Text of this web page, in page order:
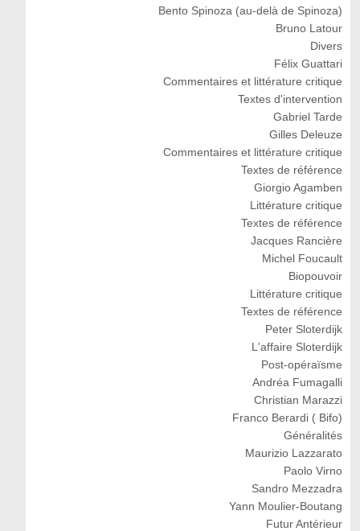
Bento Spinoza (au-delà de Spinoza)
Bruno Latour
Divers
Félix Guattari
Commentaires et littérature critique
Textes d'intervention
Gabriel Tarde
Gilles Deleuze
Commentaires et littérature critique
Textes de référence
Giorgio Agamben
Littérature critique
Textes de référence
Jacques Rancière
Michel Foucault
Biopouvoir
Littérature critique
Textes de référence
Peter Sloterdijk
L'affaire Sloterdijk
Post-opéraïsme
Andréa Fumagalli
Christian Marazzi
Franco Berardi ( Bifo)
Généralités
Maurizio Lazzarato
Paolo Virno
Sandro Mezzadra
Yann Moulier-Boutang
Futur Antérieur